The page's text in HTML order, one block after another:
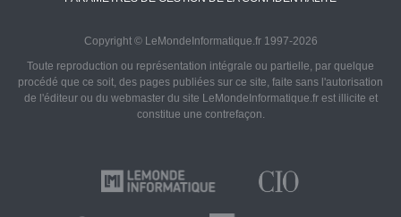
Copyright © LeMondeInformatique.fr 1997-2026
Toute reproduction ou représentation intégrale ou partielle, par quelque
procédé que ce soit, des pages publiées sur ce site, faite sans l'autorisation
de l'éditeur ou du webmaster du site LeMondeInformatique.fr est illicite et
constitue une contrefaçon.